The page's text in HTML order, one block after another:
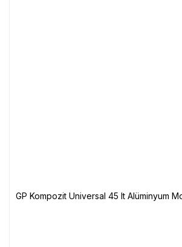
GP Kompozit Universal 45 lt Alüminyum